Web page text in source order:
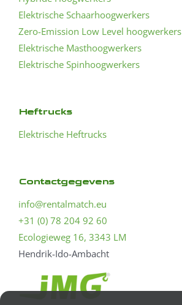
Elektrische Schaarhoogwerkers
Zero-Emission Low Level hoogwerkers
Elektrische Masthoogwerkers
Elektrische Spinhoogwerkers
Heftrucks
Elektrische Heftrucks
Contactgegevens
info@rentalmatch.eu
+31 (0) 78 204 92 60
Ecologieweg 16, 3343 LM
Hendrik-Ido-Ambacht